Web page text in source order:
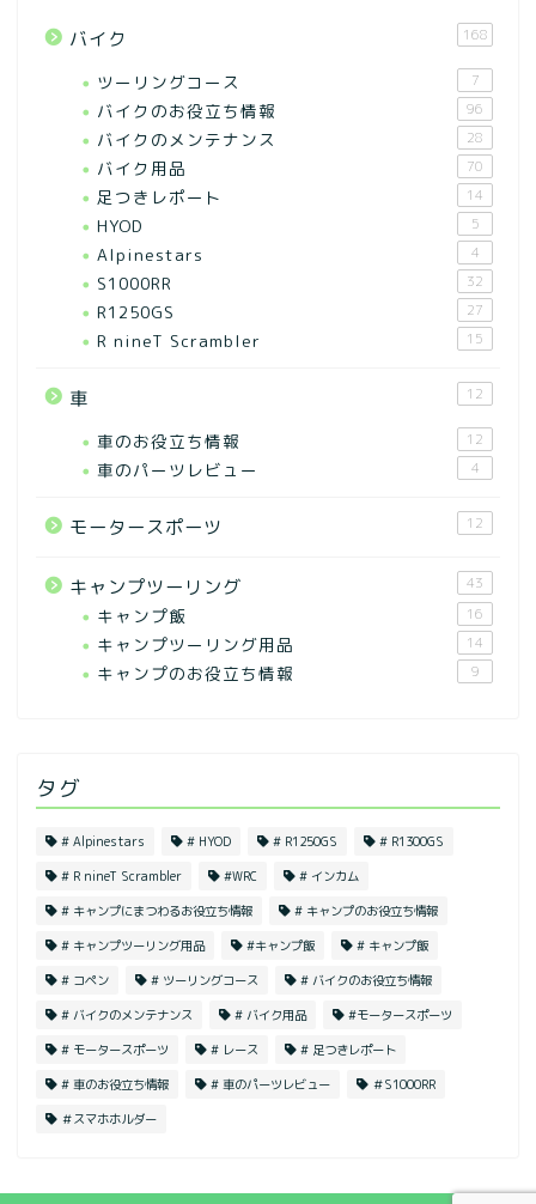
バイク 168
ツーリングコース 7
バイクのお役立ち情報 96
バイクのメンテナンス 28
バイク用品 70
足つきレポート 14
HYOD 5
Alpinestars 4
S1000RR 32
R1250GS 27
R nineT Scrambler 15
車 12
車のお役立ち情報 12
車のパーツレビュー 4
モータースポーツ 12
キャンプツーリング 43
キャンプ飯 16
キャンプツーリング用品 14
キャンプのお役立ち情報 9
タグ
# Alpinestars # HYOD # R1250GS # R1300GS
# R nineT Scrambler #WRC # インカム
# キャンプにまつわるお役立ち情報 # キャンプのお役立ち情報
# キャンプツーリング用品 #キャンプ飯 # キャンプ飯
# コペン # ツーリングコース # バイクのお役立ち情報
# バイクのメンテナンス # バイク用品 #モータースポーツ
# モータースポーツ # レース # 足つきレポート
# 車のお役立ち情報 # 車のパーツレビュー ＃S1000RR
＃スマホホルダー